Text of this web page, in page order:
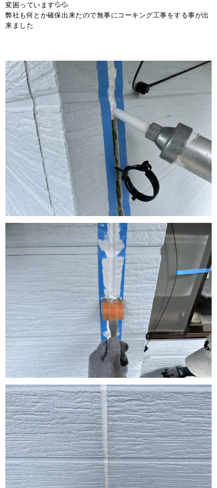
変困っています💦💦
弊社も何とか確保出来たので無事にコーキング工事をする事が出
来ました